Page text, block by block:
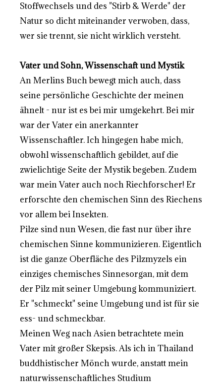
Stoffwechsels und des "Stirb & Werde" der
Natur so dicht miteinander verwoben, dass,
wer sie trennt, sie nicht wirklich versteht.
Vater und Sohn, Wissenschaft und Mystik
An Merlins Buch bewegt mich auch, dass
seine persönliche Geschichte der meinen
ähnelt - nur ist es bei mir umgekehrt. Bei mir
war der Vater ein anerkannter
Wissenschaftler. Ich hingegen habe mich,
obwohl wissenschaftlich gebildet, auf die
zwielichtige Seite der Mystik begeben. Zudem
war mein Vater auch noch Riechforscher! Er
erforschte den chemischen Sinn des Riechens
vor allem bei Insekten.
Pilze sind nun Wesen, die fast nur über ihre
chemischen Sinne kommunizieren. Eigentlich
ist die ganze Oberfläche des Pilzmyzels ein
einziges chemisches Sinnesorgan, mit dem
der Pilz mit seiner Umgebung kommuniziert.
Er "schmeckt" seine Umgebung und ist für sie
ess- und schmeckbar.
Meinen Weg nach Asien betrachtete mein
Vater mit großer Skepsis. Als ich in Thailand
buddhistischer Mönch wurde, anstatt mein
naturwissenschaftliches Studium